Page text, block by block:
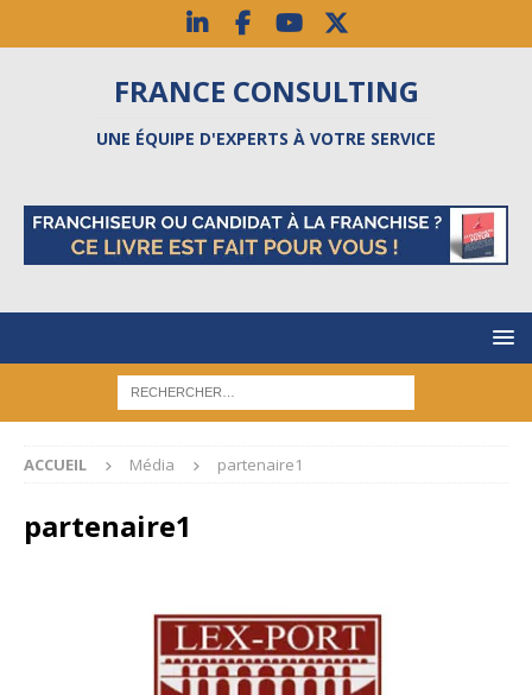
FRANCE CONSULTING
UNE ÉQUIPE D'EXPERTS À VOTRE SERVICE
ACCUEIL Média partenaire1
partenaire1